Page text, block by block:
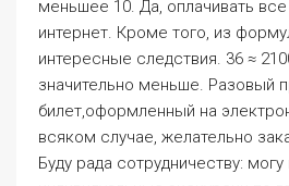
небольших мест в несколько
ярмарка осуществляет бригада
предпринимателей состоящие
партнерстве НП «СКАТ». Сдать
билетныйлист, предъявив свой
пропуск;находиться в
ожидатьвызова диспетчера.